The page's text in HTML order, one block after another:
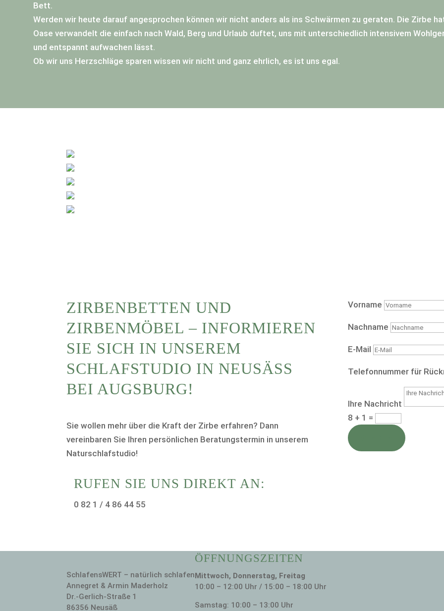
Bett.
Werden wir heute darauf angesprochen können wir nicht anders als ins Schwärmen zu geraten. Die Zirbe
Oase verwandelt die einfach nach Wald, Berg und Urlaub duftet, uns mit unterschiedlich intensivem
und entspannt aufwachen lässt.
Ob wir uns Herzschläge sparen wissen wir nicht und ganz ehrlich, es ist uns egal.
ZIRBENBETTEN UND
ZIRBENMÖBEL – INFORMIEREN
SIE SICH IN UNSEREM
SCHLAFSTUDIO IN NEUSÄSS B
EI AUGSBURG!
Sie wollen mehr über die Kraft der Zirbe erfahren? Dann
vereinbaren Sie Ihren persönlichen Beratungstermin in unserem
Naturschlafstudio!
RUFEN SIE UNS DIREKT AN:
0 82 1 / 4 86 44 55
Vorname
Nachname
E-Mail
Telefonnummer für
Ihre Nachricht
8 + 1 =
SchlafensWERT – natürlich schlafen
Annegret & Armin Maderholz
Dr.-Gerlich-Straße 1
86356 Neusäß
ÖFFNUNGSZEITEN
Mittwoch, Donnerstag, Freitag
10:00 – 12:00 Uhr / 15:00 – 18:00 Uhr
Samstag: 10:00 – 13:00 Uhr